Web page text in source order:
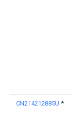
CN214212885U *